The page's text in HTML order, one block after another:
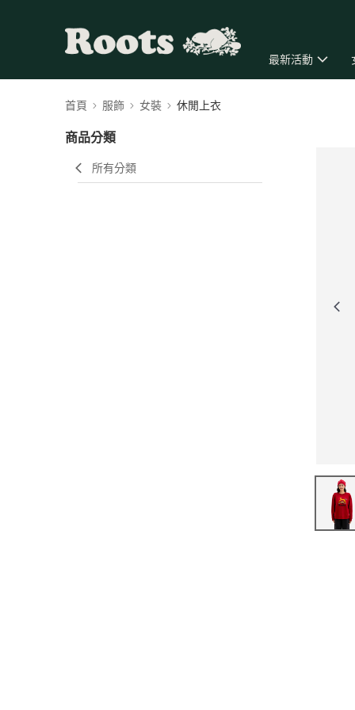
最新活動
首頁 服飾 女裝 休閒上衣
商品分類
所有分類